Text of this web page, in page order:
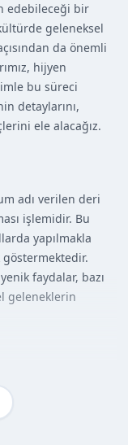
edebileceği bir
geleneksel
da önemli
hijyen
bu süreci
detaylarını,
ele alacağız.
adı verilen deri
işlemidir. Bu
yapılmakla
faydalar, bazı
geleneklerin
her
güvenli bir